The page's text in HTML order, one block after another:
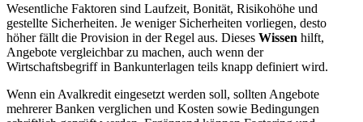
Wesentliche Faktoren sind Laufzeit, Bonität, Risikohöhe und
gestellte Sicherheiten. Je weniger Sicherheiten vorliegen, desto
höher fällt die Provision in der Regel aus. Dieses Wissen hilft,
Angebote vergleichbar zu machen, auch wenn der
Wirtschaftsbegriff in Bankunterlagen teils knapp definiert wird.
Wenn ein Avalkredit eingesetzt werden soll, sollten Angebote
mehrerer Banken verglichen und Kosten sowie Bedingungen